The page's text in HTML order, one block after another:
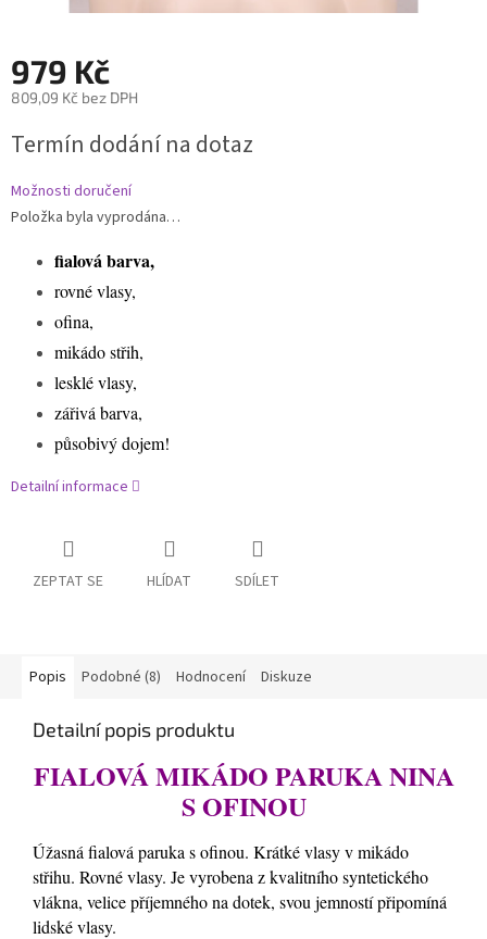
979 Kč
809,09 Kč bez DPH
cena:
Termín dodání na dotaz
Možnosti doručení
Položka byla vyprodána…
fialová barva,
rovné vlasy,
ofina,
mikádo střih,
lesklé vlasy,
zářivá barva,
působivý dojem!
Detailní informace
ZEPTAT SE HLÍDAT SDÍLET
Popis Podobné (8) Hodnocení Diskuze
Detailní popis produktu
FIALOVÁ MIKÁDO PARUKA NINA
S OFINOU
Úžasná fialová paruka s ofinou. Krátké vlasy v mikádo
střihu. Rovné vlasy. Je vyrobena z kvalitního syntetického
vlákna, velice příjemného na dotek, svou jemností připomíná
lidské vlasy.